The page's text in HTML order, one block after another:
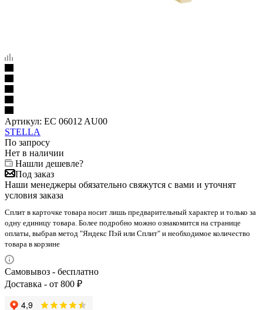
Артикул: EC 06012 AU00
STELLA
По запросу
Нет в наличии
Нашли дешевле?
Под заказ
Наши менеджеры обязательно свяжутся с вами и уточнят
условия заказа
Сплит в карточке товара носит лишь предварительный характер и только за
одну единицу товара. Более подробно можно ознакомится на странице
оплаты, выбрав метод "Яндекс Пэй или Сплит" и необходимое количество
товара в корзине
Самовывоз - бесплатно
Доставка - от 800 ₽